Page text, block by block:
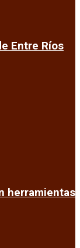
Entre Ríos
herramientas